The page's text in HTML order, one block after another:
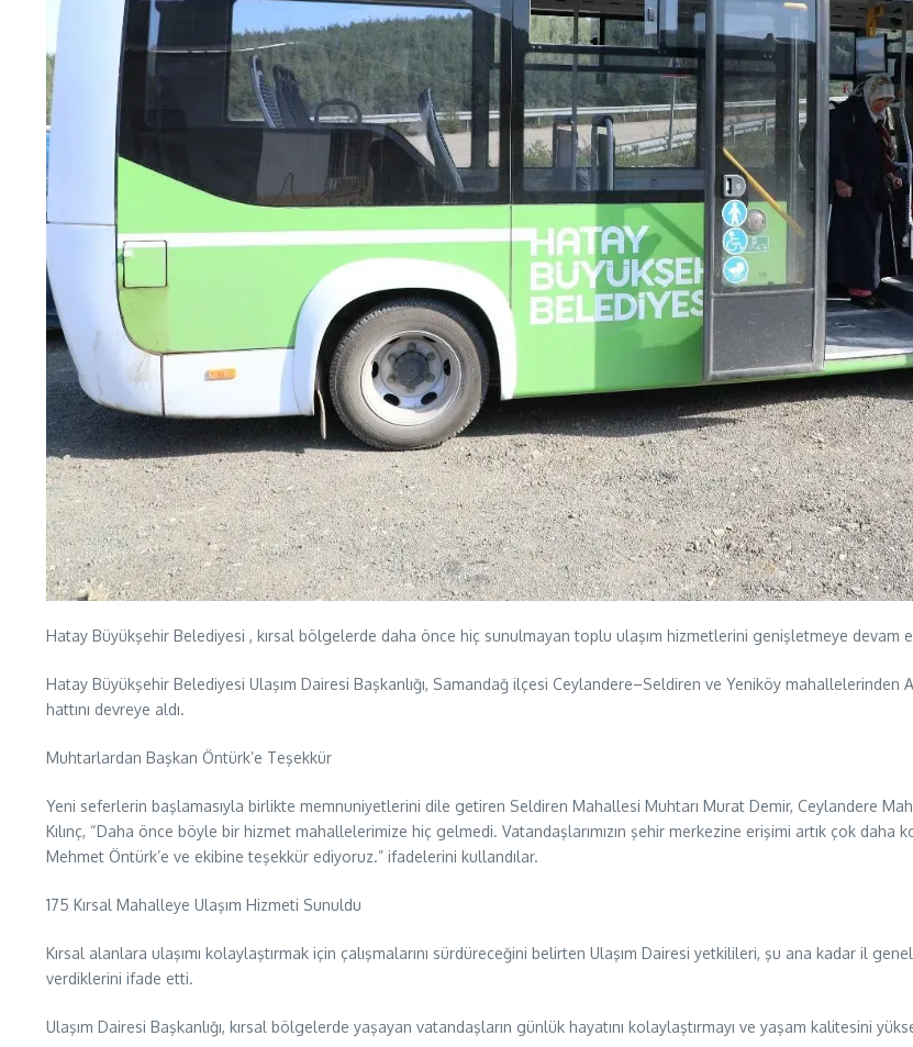
Hatay Büyükşehir Belediyesi , kırsal bölgelerde daha önce hiç sunulmayan toplu ulaşım hizmetlerini genişletmeye devam
Hatay Büyükşehir Belediyesi Ulaşım Dairesi Başkanlığı, Samandağ ilçesi Ceylandere–Seldiren ve Yeniköy
hattını devreye aldı.
Muhtarlardan Başkan Öntürk’e Teşekkür
Yeni seferlerin başlamasıyla birlikte memnuniyetlerini dile getiren Seldiren Mahallesi Muhtarı Murat Demir, Ceylandere
Kılınç, “Daha önce böyle bir hizmet mahallelerimize hiç gelmedi. Vatandaşlarımızın şehir merkezine erişimi artık çok
Mehmet Öntürk’e ve ekibine teşekkür ediyoruz.” ifadelerini kullandılar.
175 Kırsal Mahalleye Ulaşım Hizmeti Sunuldu
Kırsal alanlara ulaşımı kolaylaştırmak için çalışmalarını sürdüreceğini belirten Ulaşım Dairesi yetkilileri, şu ana kadar il
verdiklerini ifade etti.
Ulaşım Dairesi Başkanlığı, kırsal bölgelerde yaşayan vatandaşların günlük hayatını kolaylaştırmayı ve yaşam kalitesini